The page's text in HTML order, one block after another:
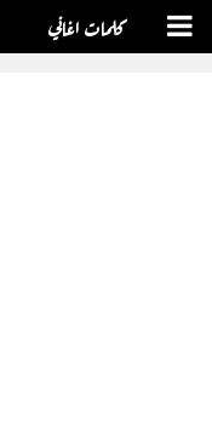
كلمات اغاني